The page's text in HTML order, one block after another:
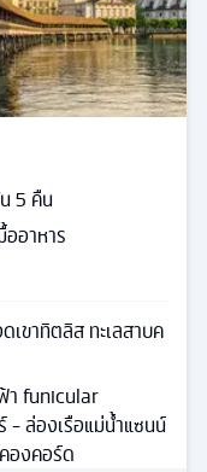
5 คืน
ออาหาร
เขาทิตลิส ทะเลสาบค
า funicular
- ล่องเรือแม่น้ำแซนน์
องคอร์ด